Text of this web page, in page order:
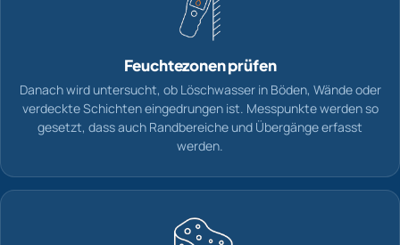
Feuchtezonen prüfen
Danach wird untersucht, ob Löschwasser in Böden, Wände oder
verdeckte Schichten eingedrungen ist. Messpunkte werden so
gesetzt, dass auch Randbereiche und Übergänge erfasst
werden.